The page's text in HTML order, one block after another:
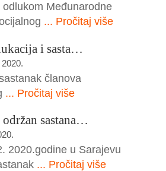
odlukom Međunarodne
... Pročitaj više
i sasta…
članova
... Pročitaj više
sastana…
2020.godine u Sarajevu
... Pročitaj više